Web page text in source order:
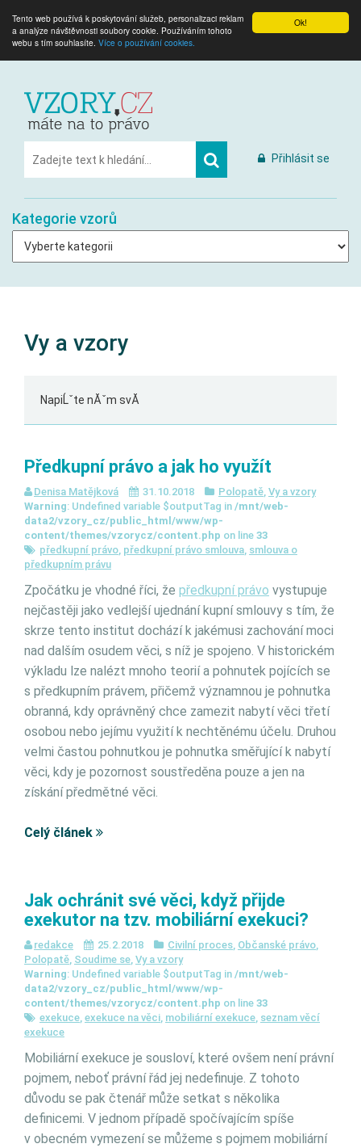
Ok!
Tento web používá k poskytování služeb, personalizaci reklam
a analýze návštěvnosti soubory cookie. Používáním tohoto
webu s tím souhlasíte. Více o používání cookies.
Přihlásit se
Kategorie vzorů
Vy a vzory
NapiĹˇte nĂˇm svĂ
Předkupní právo a jak ho využít
Denisa Matějková 31.10.2018 Polopatě, Vy a vzory
Warning: Undefined variable $outputTag in /mnt/web-
data2/vzory_cz/public_html/www/wp-
content/themes/vzorycz/content.php on line 33
předkupní právo, předkupní právo smlouva, smlouva o
předkupním právu
Zpočátku je vhodné říci, že předkupní právo vystupuje
nejčastěji jako vedlejší ujednání kupní smlouvy s tím, že
skrze tento institut dochází k jakémusi zachování moci
nad dalším osudem věci, s níž je spojeno. V historickém
výkladu lze nalézt mnoho teorií a pohnutek pojících se
s předkupním právem, přičemž významnou je pohnutka
obranná, kdy oprávněný chce zamezit nabytí věci třetí
osobou nebo jejímu využití k nechtěnému účelu. Druhou
velmi častou pohnutkou je pohnutka směřující k nabytí
věci, kdy je pozornost soustředěna pouze a jen na
získání předmětné věci.
Celý článek
Jak ochránit své věci, když přijde
exekutor na tzv. mobiliární exekuci?
redakce 25.2.2018 Civilní proces, Občanské právo,
Polopatě, Soudime se, Vy a vzory
Warning: Undefined variable $outputTag in /mnt/web-
data2/vzory_cz/public_html/www/wp-
content/themes/vzorycz/content.php on line 33
exekuce, exekuce na věci, mobiliární exekuce, seznam věcí
exekuce
Mobiliární exekuce je sousloví, které ovšem není právní
pojmem, neboť právní řád jej nedefinuje. Z tohoto
důvodu se pak čtenář může setkat s několika
definicemi. V jednom případě spočívajícím spíše
v obecném vymezení se můžeme s pojmem mobiliární